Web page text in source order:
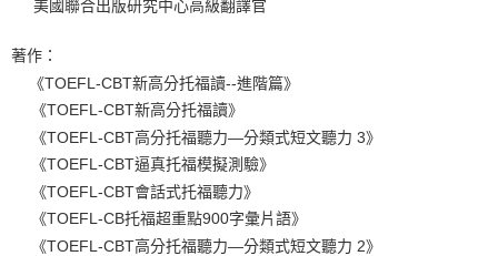
美國聯合出版研究中心高級翻譯官
著作：
《TOEFL-CBT新高分托福讀--進階篇》
《TOEFL-CBT新高分托福讀》
《TOEFL-CBT高分托福聽力—分類式短文聽力 3》
《TOEFL-CBT逼真托福模擬測驗》
《TOEFL-CBT會話式托福聽力》
《TOEFL-CB托福超重點900字彙片語》
《TOEFL-CBT高分托福聽力—分類式短文聽力 2》